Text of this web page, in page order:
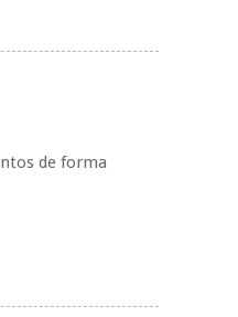
de forma